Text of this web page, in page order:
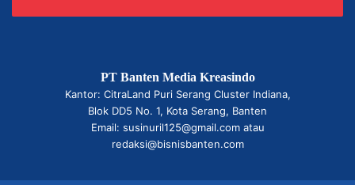
PT Banten Media Kreasindo
Kantor: CitraLand Puri Serang Cluster Indiana,
Blok DD5 No. 1, Kota Serang, Banten
Email: susinuril125@gmail.com atau
redaksi@bisnisbanten.com